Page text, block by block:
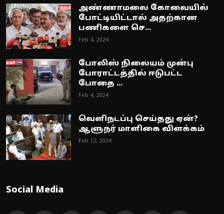
அண்ணாமலை கோவையில்
போட்டியிட்டால் அதற்கான
பணிகளை செ...
Feb 4, 2024
போலிஸ் நிலையம் முன்பு
போராட்டத்தில் ஈடுபட்ட
போதை ...
Feb 4, 2024
வெளிநடப்பு செய்தது ஏன்?
ஆளுநர் மாளிகை விளக்கம்
Feb 12, 2024
Social Media